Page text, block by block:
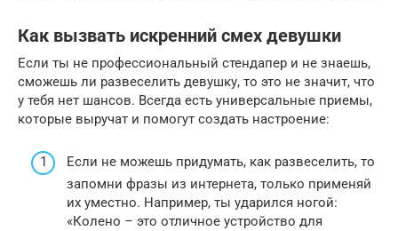
Как вызвать искренний смех девушки
Если ты не профессиональный стендапер и не знаешь,
сможешь ли развеселить девушку, то это не значит, что
у тебя нет шансов. Всегда есть универсальные приемы,
которые выручат и помогут создать настроение:
Если не можешь придумать, как развеселить, то
запомни фразы из интернета, только применяй
их уместно. Например, ты ударился ногой:
«Колено – это отличное устройство для